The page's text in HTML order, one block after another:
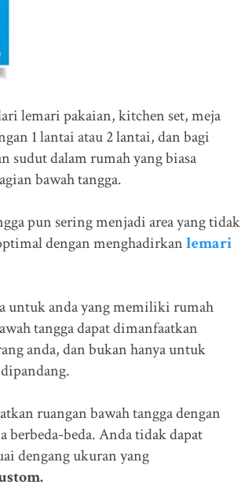
lemari pakaian, kitchen set, meja
1 lantai atau 2 lantai, dan bagi
sudut dalam rumah yang biasa
bawah tangga.
pun sering menjadi area yang tidak
dengan menghadirkanlemari
untuk anda yang memiliki rumah
tangga dapat dimanfaatkan
anda, dan bukan hanya untuk
ruangan bawah tangga dengan
beda. Anda tidak dapat
dengang ukuran yang